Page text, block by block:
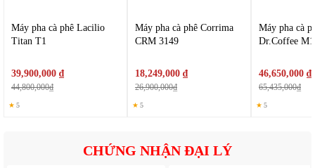
Máy pha cà phê Lacilio
Titan T1
39,900,000 ₫
44,800,000₫
★ 5
Máy pha cà phê Corrima
CRM 3149
18,249,000 ₫
26,900,000₫
★ 5
Máy pha cà
Dr.Coffee
46,650,000 ₫
65,435,000₫
★ 5
CHỨNG NHẬN ĐẠI LÝ